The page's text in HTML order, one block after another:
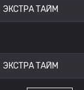
ЭКСТРА ТАЙМ
ЭКСТРА ТАЙМ